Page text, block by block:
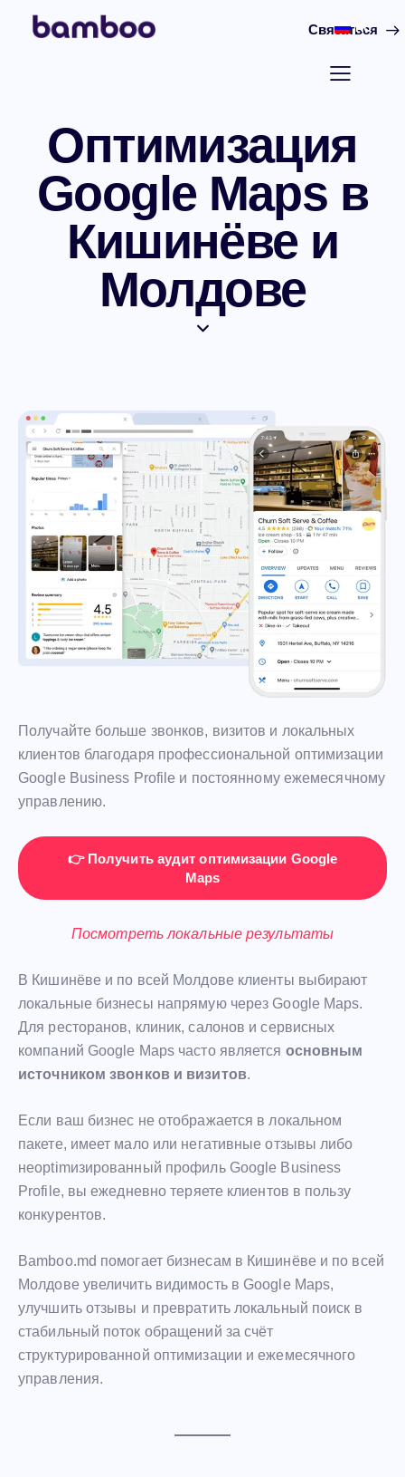
Связаться
Оптимизация
Google Maps в
Кишинёве и
Молдове
Получайте больше звонков, визитов и локальных
клиентов благодаря профессиональной оптимизации
Google Business Profile и постоянному ежемесячному
управлению.
👉 Получить аудит оптимизации Google
Maps
Посмотреть локальные результаты
В Кишинёве и по всей Молдове клиенты выбирают
локальные бизнесы напрямую через Google Maps.
Для ресторанов, клиник, салонов и сервисных
компаний Google Maps часто является основным
источником звонков и визитов.
Если ваш бизнес не отображается в локальном
пакете, имеет мало или негативные отзывы либо
неoptimизированный профиль Google Business
Profile, вы ежедневно теряете клиентов в пользу
конкурентов.
Bamboo.md помогает бизнесам в Кишинёве и по всей
Молдове увеличить видимость в Google Maps,
улучшить отзывы и превратить локальный поиск в
стабильный поток обращений за счёт
структурированной оптимизации и ежемесячного
управления.
RU